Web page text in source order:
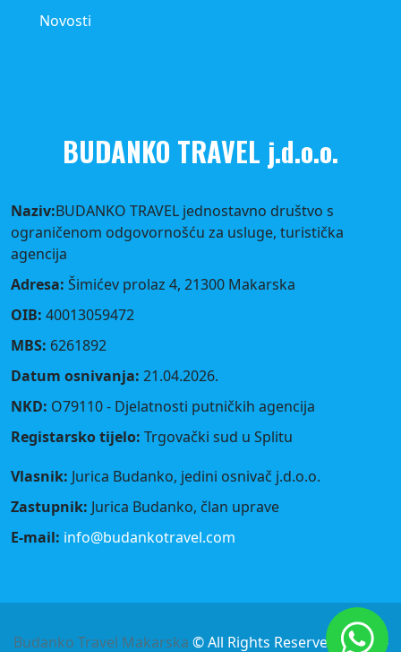
Novosti
BUDANKO TRAVEL j.d.o.o.
Naziv:BUDANKO TRAVEL jednostavno društvo s
ograničenom odgovornošću za usluge, turistička
agencija
Adresa: Šimićev prolaz 4, 21300 Makarska
OIB: 40013059472
MBS: 6261892
Datum osnivanja: 21.04.2026.
NKD: O79110 - Djelatnosti putničkih agencija
Registarsko tijelo: Trgovački sud u Splitu
Vlasnik: Jurica Budanko, jedini osnivač j.d.o.o.
Zastupnik: Jurica Budanko, član uprave
E-mail: info@budankotravel.com
Budanko Travel Makarska © All Rights Reserved - 2025 -